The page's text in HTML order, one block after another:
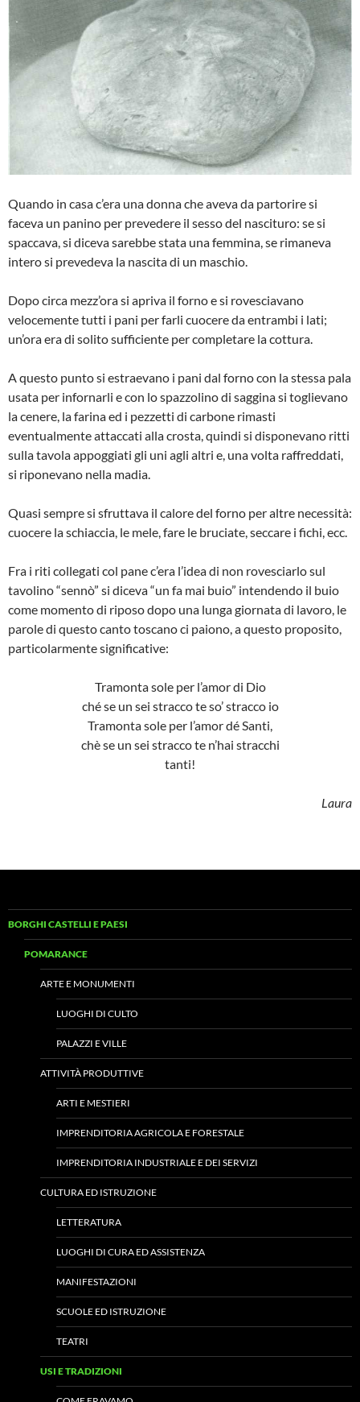
Quando in casa c’era una donna che ave­va da partorire si
faceva un panino per prevedere il sesso del nascituro: se si
spaccava, si diceva sarebbe stata una femmina, se rimaneva
intero si prevede­va la nascita di un maschio.
Dopo circa mezz’ora si apriva il forno e si rovesciavano
velocemente tutti i pani per farli cuocere da entrambi i lati;
un’o­ra era di solito sufficiente per completa­re la cottura.
A questo punto si estraevano i pani dal forno con la stessa pala
usata per infor­narli e con lo spazzolino di saggina si to­glievano
la cenere, la farina ed i pezzetti di carbone rimasti
eventualmente attac­cati alla crosta, quindi si disponevano ritti
sulla tavola appoggiati gli uni agli altri e, una volta raffreddati,
si riponevano nella madia.
Quasi sempre si sfruttava il calore del for­no per altre necessità:
cuocere la schiac­cia, le mele, fare le bruciate, seccare i fi­chi, ecc.
Fra i riti collegati col pane c’era l’idea di non rovesciarlo sul
tavolino “sennò” si di­ceva “un fa mai buio” intendendo il buio
come momento di riposo dopo una lun­ga giornata di lavoro, le
parole di questo canto toscano ci paiono, a questo propo­sito,
particolarmente significative:
Tramonta sole per l’amor di Dio
ché se un sei stracco te so’ stracco io
Tramonta sole per l’amor dé Santi,
chè se un sei stracco te n’hai stracchi
tanti!
Laura
BORGHI CASTELLI E PAESI
POMARANCE
ARTE E MONUMENTI
LUOGHI DI CULTO
PALAZZI E VILLE
ATTIVITÀ PRODUTTIVE
ARTI E MESTIERI
IMPRENDITORIA AGRICOLA E FORESTALE
IMPRENDITORIA INDUSTRIALE E DEI SERVIZI
CULTURA ED ISTRUZIONE
LETTERATURA
LUOGHI DI CURA ED ASSISTENZA
MANIFESTAZIONI
SCUOLE ED ISTRUZIONE
TEATRI
USI E TRADIZIONI